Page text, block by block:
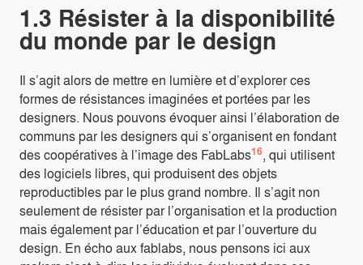
1.3 Résister à la disponibilité
du monde par le design
Il s’agit alors de mettre en lumière et d’explorer ces
formes de résistances imaginées et portées par les
designers. Nous pouvons évoquer ainsi l’élaboration de
communs par les designers qui s’organisent en fondant
des coopératives à l’image des FabLabs16, qui utilisent
des logiciels libres, qui produisent des objets
reproductibles par le plus grand nombre. Il s’agit non
seulement de résister par l’organisation et la production
mais également par l’éducation et par l’ouverture du
design. En écho aux fablabs, nous pensons ici aux